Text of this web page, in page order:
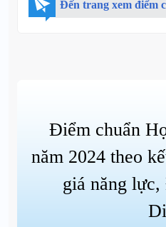
Đến trang xem điểm
Điểm chuẩn
năm 2024 theo
giá năng